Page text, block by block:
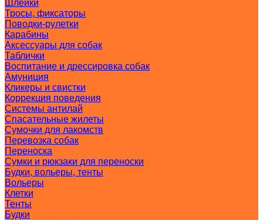
Шлейки
Тросы, фиксаторы
Поводки-рулетки
Карабины
Аксессуары для собак
Таблички
Воспитание и дрессировка собак
Амуниция
Кликеры и свистки
Коррекция поведения
Системы антилай
Спасательные жилеты
Сумочки для лакомств
Перевозка собак
Переноска
Сумки и рюкзаки для переноски
Будки, вольеры, тенты
Вольеры
Клетки
Тенты
Будки